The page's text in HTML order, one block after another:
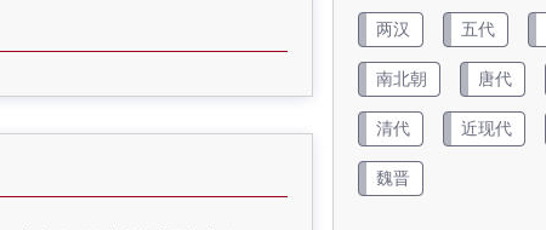
两汉 五代
南北朝 唐代
清代 近现代
魏晋